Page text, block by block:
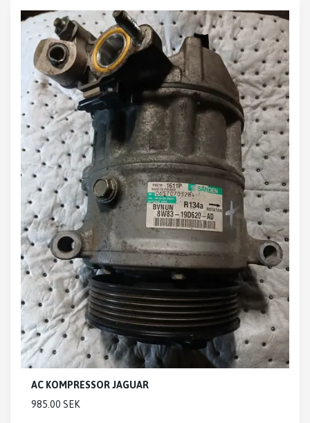
AC KOMPRESSOR JAGUAR
985.00 SEK